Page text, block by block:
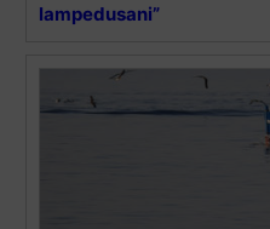
lampedusani”